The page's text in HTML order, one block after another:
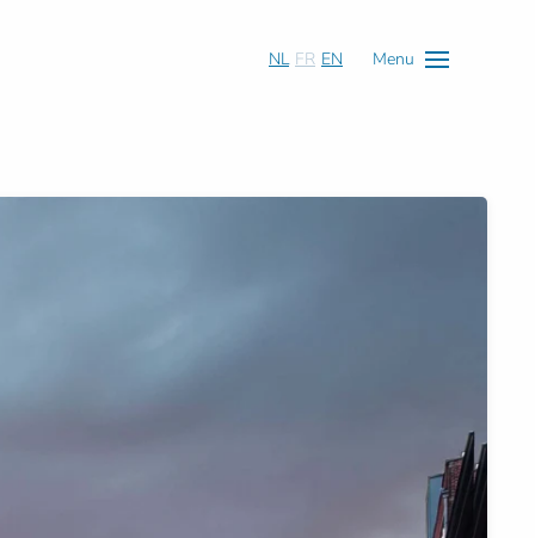
NL FR EN Menu